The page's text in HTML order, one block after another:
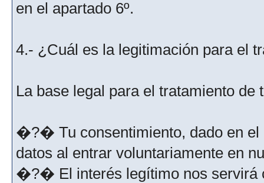
en el apartado 6º.
4.- ¿Cuál es la legitimación para el
La base legal para el tratamiento
�?� Tu consentimiento, dado en el
datos al entrar voluntariamente en
�?� El interés legítimo nos servirá